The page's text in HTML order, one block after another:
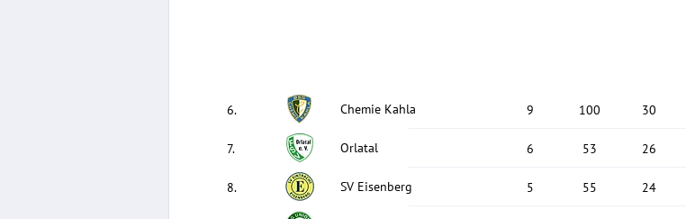
6. Chemie Kahla 9 100 30
7. Orlatal 6 53 26
8. SV Eisenberg 5 55 24